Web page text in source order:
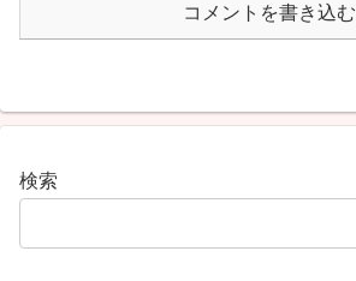
コメントを書き込む
検索